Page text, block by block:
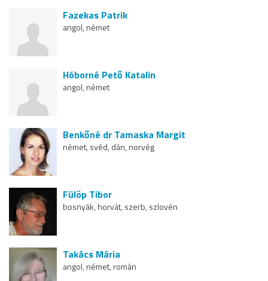
Fazekas Patrik
angol, német
Hóborné Pető Katalin
angol, német
Benkőné dr Tamaska Margit
német, svéd, dán, norvég
Fülöp Tibor
bosnyák, horvát, szerb, szlovén
Takács Mária
angol, német, román